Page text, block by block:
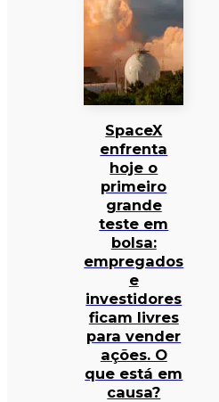
SpaceX
enfrenta
hoje o
primeiro
grande
teste em
bolsa:
empregados
e
investidores
ficam livres
para vender
ações. O
que está em
causa?